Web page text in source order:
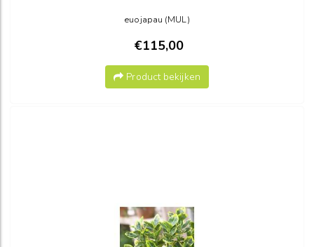
euojapau (MUL)
€115,00
Product bekijken